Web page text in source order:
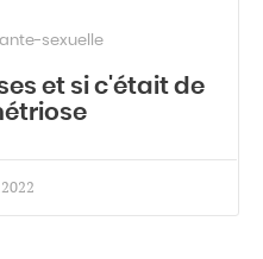
sexuelle
et si c'était de